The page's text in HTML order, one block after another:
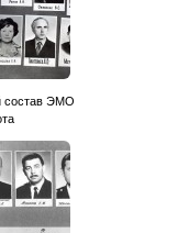
состав ЭМО